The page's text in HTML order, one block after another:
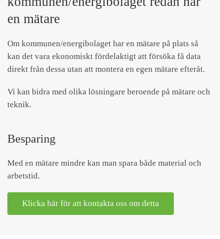
en mätare
Om kommunen/energibolaget har en mätare på plats så
kan det vara ekonomiskt fördelaktigt att försöka få data
direkt från dessa utan att montera en egen mätare efteråt.
Vi kan bidra med olika lösningare beroende på mätare och
teknik.
Besparing
Med en mätare mindre kan man spara både material och
arbetstid.
Klicka här för att kontakta oss om detta